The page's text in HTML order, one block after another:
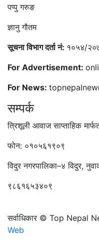
पप्पु गरुङ
ज्ञानु गौतम
सूचना विभाग दर्ता नं: १०५४/
For Advertisement:
For News:
सम्पर्क
त्रिशूली आवाज साप्ताहिक
फोन: ०१०५६१९०९
विदुर नगरपालिका–४ विदुर,
९८६१६५३४०९
सर्वाधिकार © Top Nepal
Web